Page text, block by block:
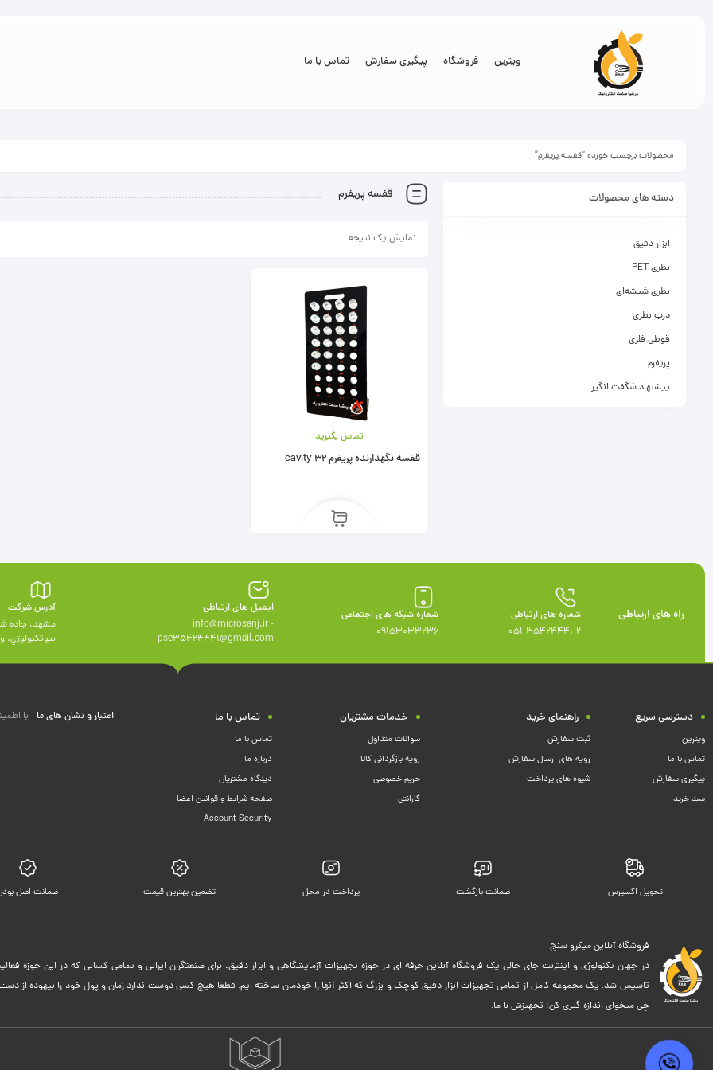
ویترین فروشگاه پیگیری سفارش تماس با ما
محصولات برچسب خورده “قفسه پریفرم”
قفسه پریفرم
نمایش یک نتیجه
تماس بگیرید
قفسه نگهدارنده پریفرم 32 cavity
دسته های محصولات
ابزار دقیق
بطری PET
بطری شیشه‌ای
درب بطری
قوطی فلزی
پریفرم
پیشنهاد شگفت انگیز
راه های ارتباطی
شماره های ارتباطی
051-35424441-2
شماره شبکه های اجتماعی
09153033236
ایمیل های ارتباطی
info@microsanj.ir -
pse35424441@gmail.com
آدرس شرکت
مشهد، جاده
بيوتكنولوژي،
دسترسی سریع
ویترین
تماس با ما
پیگیری سفارش
سبد خرید
راهنمای خرید
ثبت سفارش
رویه های ارسال سفارش
شیوه های پرداخت
خدمات مشتریان
سوالات متداول
رویه بازگردانی کالا
حریم خصوصی
گارانتی
تماس با ما
تماس با ما
درباره ما
دیدگاه مشتریان
صفحه شرایط و قوانین اعضا
Account Security
اعتبار و نشان های ما با
تحویل اکسپرس ضمانت بازگشت پرداخت در محل تضمین بهترین قیمت ضمانت اصل
فروشگاه آنلاین میکرو سنج
در جهان تکنولوژی و اینترنت جای خالی یک فروشگاه آنلاین حرفه ای در حوزه تجهیزات آزمایشگاهی و ابزار دقیق، برای صنعتگران ایرانی و تمامی کسانی که در این حوزه
تاسیس شد. یک مجموعه کامل از تمامی تجهیزات ابزار دقیق کوچک و بزرگ که اکثر آنها را خودمان ساخته ایم. قطعا هیچ کسی دوست ندارد زمان و پول خود را بیهوده از
چی میخوای اندازه گیری کن؛ تجهیزش با ما.